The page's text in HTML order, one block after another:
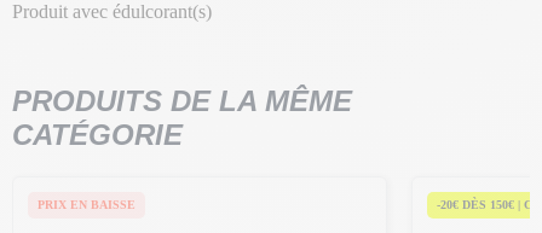
Produit avec édulcorant(s)
PRODUITS DE LA MÊME
CATÉGORIE
PRIX EN BAISSE -20€ DÈS 150€ |